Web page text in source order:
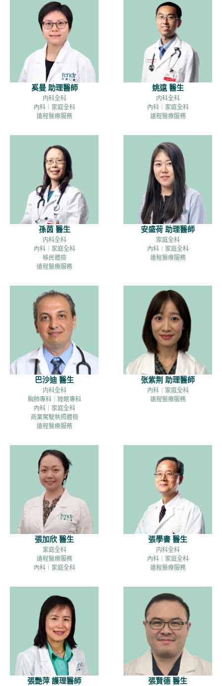
奚曼 助理醫師
内科全科
內科｜家庭全科
遠程醫療服務
姚遠 醫生
内科全科
內科｜家庭全科
遠程醫療服務
孫茵 醫生
内科全科
內科｜家庭全科
移民體檢
遠程醫療服務
安盛荷 助理醫師
家庭全科
內科｜家庭全科
遠程醫療服務
巴沙迪 醫生
内科全科
胸肺專科｜睡眠專科
內科｜家庭全科
商業駕駛執照體檢
遠程醫療服務
张紫荆 助理醫師
內科｜家庭全科
遠程醫療服務
張加欣 醫生
家庭全科
遠程醫療服務
內科｜家庭全科
張學書 醫生
内科全科
內科｜家庭全科
遠程醫療服務
張艷萍 護理醫師 張賢德 醫生